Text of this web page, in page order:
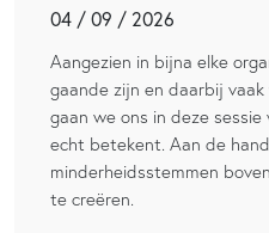
04 / 09 / 2026
Aangezien in bijna elke
gaande zijn en daarbij
gaan we ons in deze
echt betekent. Aan de
minderheidsstemmen
te creëren.